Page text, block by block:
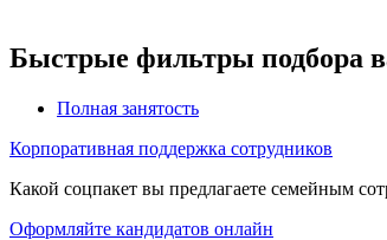
Быстрые фильтры подбора
Полная занятость
Корпоративная поддержка сотрудников
Какой соцпакет вы предлагаете семейным
Оформляйте кандидатов онлайн